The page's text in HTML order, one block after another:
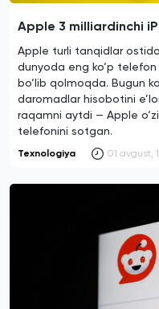
Apple 3 milliardinchi
Apple turli tanqidlar
dunyoda eng ko‘p
bo‘lib qolmoqda. Bugun
daromadlar hisobotini
raqamni aytdi — Apple
telefonini sotgan.
Texnologiya 01 avgust,